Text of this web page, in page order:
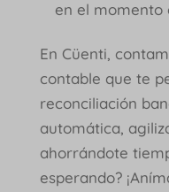
en el momento
En Cüenti,
contable que te
reconciliación
automática,
ahorrándote
esperando?